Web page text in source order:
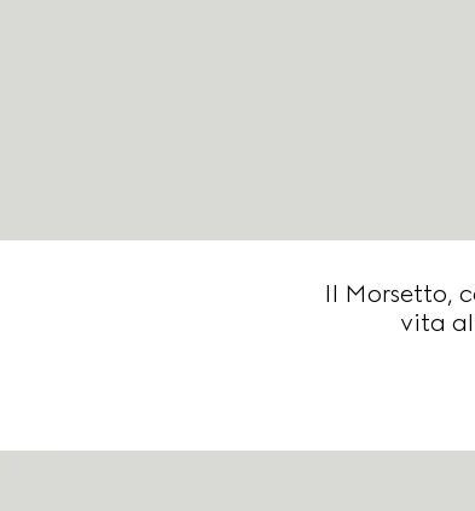
Il Morsetto,
vita